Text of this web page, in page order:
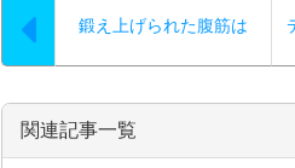
鍛え上げられた腹筋は
関連記事一覧